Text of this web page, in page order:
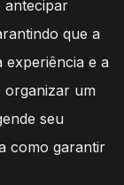
antecipar
que a
experiência e a
organizar um
seu
como garantir